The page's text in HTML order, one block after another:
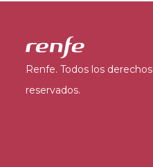
Renfe. Todos los derechos
reservados.